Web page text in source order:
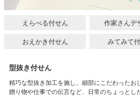
えらべる付せん 作家さんデ
おえかき付せん みてみて
型抜き付せん
精巧な型抜き加工を施し、細部にこだわったお
贈り物や仕事での伝言など、日常のちょっとし